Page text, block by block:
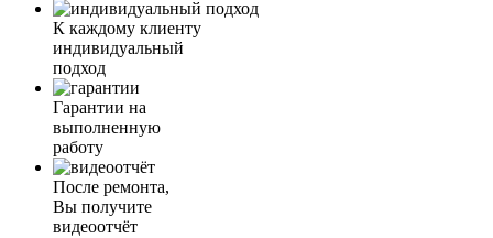
К каждому клиенту
индивидуальный
подход
Гарантии на
выполненную
работу
После ремонта,
Вы получите
видеоотчёт